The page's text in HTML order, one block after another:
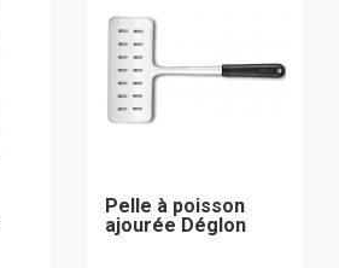
Pelle à poisson
ajourée Déglon